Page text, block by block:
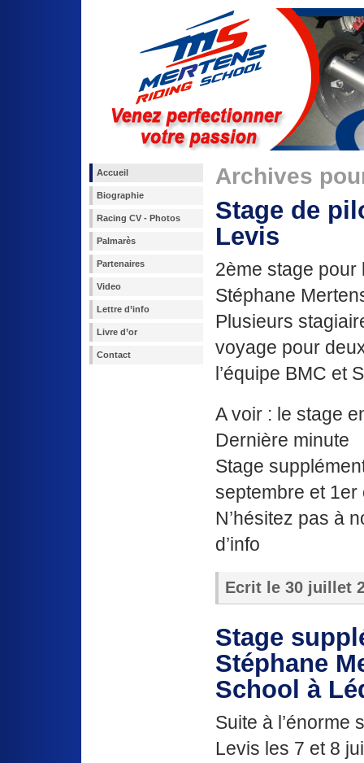
Accueil
Biographie
Racing CV - Photos
Palmarès
Partenaires
Video
Lettre d’info
Livre d’or
Contact
Archives
Stage de
Levis
2ème stage pour
Stéphane
Plusieurs
voyage pour
l’équipe BMC et
A voir : le stage
Dernière minute
Stage
septembre et 1er
N’hésitez pas à
d’info
Ecrit le 30 juillet
Stage
Stéphane
School à
Suite à l’énorme
Levis les 7 et 8